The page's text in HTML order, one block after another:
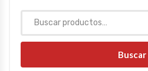
Buscar